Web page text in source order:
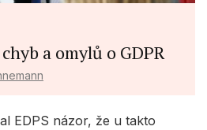
a omylů o GDPR
EDPS názor, že u takto